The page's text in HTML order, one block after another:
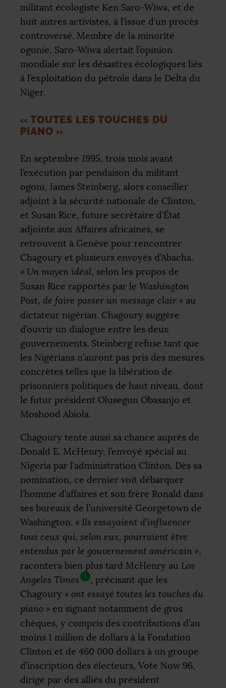
militant écologiste Ken Saro-Wiwa, et de
huit autres activistes, à l’issue d’un procès
controversé. Membre de la minorité
ogonie, Saro-Wiwa alertait l’opinion
mondiale sur les désastres écologiques liés
à l’exploitation du pétrole dans le Delta du
Niger.
« TOUTES LES TOUCHES DU
PIANO »
En septembre 1995, trois mois avant
l’exécution par pendaison du militant
ogoni, James Steinberg, alors conseiller
adjoint à la sécurité nationale de Clinton,
et Susan Rice, future secrétaire d’État
adjointe aux Affaires africaines, se
retrouvent à Genève pour rencontrer
Chagoury et plusieurs envoyés d’Abacha.
« Un moyen idéal, selon les propos de
Susan Rice rapportés par le Washington
Post, de faire passer un message clair » au
dictateur nigérian. Chagoury suggère
d’ouvrir un dialogue entre les deux
gouvernements. Steinberg refuse tant que
les Nigérians n’auront pas pris des mesures
concrètes telles que la libération de
prisonniers politiques de haut niveau, dont
le futur président Olusegun Obasanjo et
Moshood Abiola.
Chagoury tente aussi sa chance auprès de
Donald E. McHenry, l’envoyé spécial au
Nigeria par l’administration Clinton. Dès sa
nomination, ce dernier voit débarquer
l’homme d’affaires et son frère Ronald dans
ses bureaux de l’université Georgetown de
Washington. « Ils essayaient d’influencer
tous ceux qui, selon eux, pourraient être
entendus par le gouvernement américain »,
racontera bien plus tard McHenry au Los
Angeles Times
5
, précisant que les
Chagoury « ont essayé toutes les touches du
piano » en signant notamment de gros
chèques, y compris des contributions d’au
moins 1 million de dollars à la Fondation
Clinton et de 460 000 dollars à un groupe
d’inscription des électeurs, Vote Now 96,
dirigé par des alliés du président